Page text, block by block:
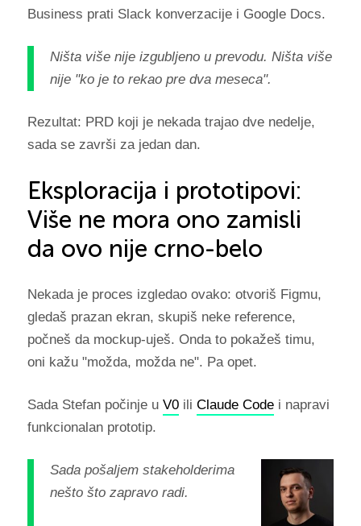
Business prati Slack konverzacije i Google Docs.
Ništa više nije izgubljeno u prevodu. Ništa više
nije "ko je to rekao pre dva meseca".
Rezultat: PRD koji je nekada trajao dve nedelje,
sada se završi za jedan dan.
Eksploracija i prototipovi:
Više ne mora ono zamisli
da ovo nije crno-belo
Nekada je proces izgledao ovako: otvoriš Figmu,
gledaš prazan ekran, skupiš neke reference,
počneš da mockup-uješ. Onda to pokažeš timu,
oni kažu "možda, možda ne". Pa opet.
Sada Stefan počinje u V0ili Claude Codei napravi
funkcionalan prototip.
Sada pošaljem stakeholderima
nešto što zapravo radi.